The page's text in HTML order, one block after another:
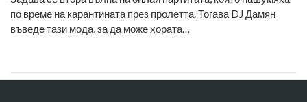
по време на карантината през пролетта. Тогава DJ Дамян
въведе тази мода, за да може хората…